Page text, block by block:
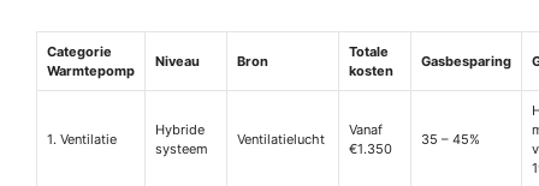
Categorie
Warmtepomp
Niveau Bron
Totale
kosten
Gasbesparing
1. Ventilatie
Hybride
systeem
Ventilatielucht
Vanaf
€1.350
35 – 45%